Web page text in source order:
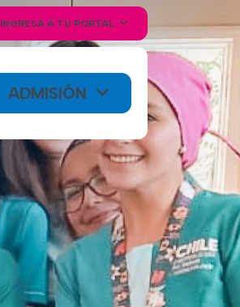
INGRESA A TU PORTAL
ADMISIÓN